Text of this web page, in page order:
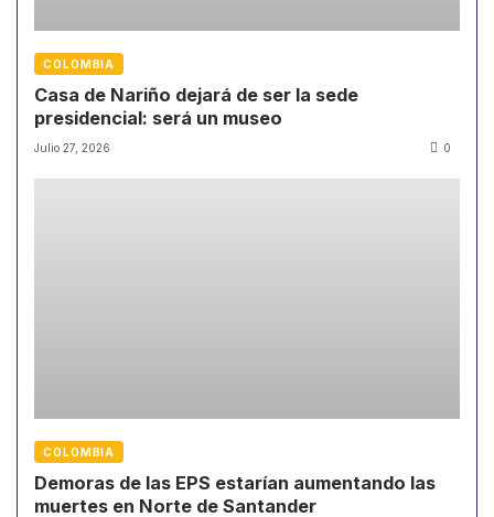
COLOMBIA
Casa de Nariño dejará de ser la sede
presidencial: será un museo
Julio 27, 2026 0
COLOMBIA
Demoras de las EPS estarían aumentando las
muertes en Norte de Santander